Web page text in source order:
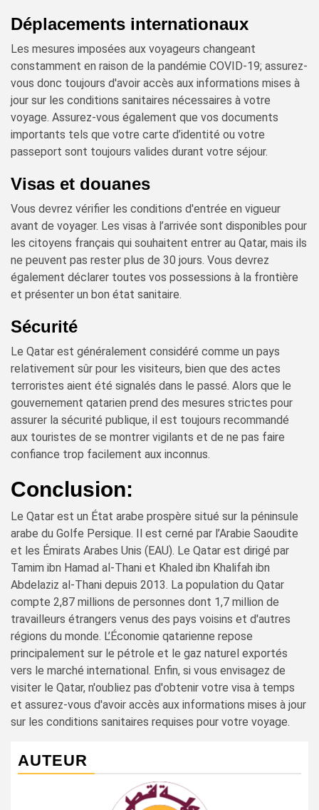
Déplacements internationaux
Les mesures imposées aux voyageurs changeant
constamment en raison de la pandémie COVID-19; assurez-
vous donc toujours d'avoir accès aux informations mises à
jour sur les conditions sanitaires nécessaires à votre
voyage. Assurez-vous également que vos documents
importants tels que votre carte d’identité ou votre
passeport sont toujours valides durant votre séjour.
Visas et douanes
Vous devrez vérifier les conditions d'entrée en vigueur
avant de voyager. Les visas à l’arrivée sont disponibles pour
les citoyens français qui souhaitent entrer au Qatar, mais ils
ne peuvent pas rester plus de 30 jours. Vous devrez
également déclarer toutes vos possessions à la frontière
et présenter un bon état sanitaire.
Sécurité
Le Qatar est généralement considéré comme un pays
relativement sûr pour les visiteurs, bien que des actes
terroristes aient été signalés dans le passé. Alors que le
gouvernement qatarien prend des mesures strictes pour
assurer la sécurité publique, il est toujours recommandé
aux touristes de se montrer vigilants et de ne pas faire
confiance trop facilement aux inconnus.
Conclusion:
Le Qatar est un État arabe prospère situé sur la péninsule
arabe du Golfe Persique. Il est cerné par l’Arabie Saoudite
et les Émirats Arabes Unis (EAU). Le Qatar est dirigé par
Tamim ibn Hamad al-Thani et Khaled ibn Khalifah ibn
Abdelaziz al-Thani depuis 2013. La population du Qatar
compte 2,87 millions de personnes dont 1,7 million de
travailleurs étrangers venus des pays voisins et d'autres
régions du monde. L’Économie qatarienne repose
principalement sur le pétrole et le gaz naturel exportés
vers le marché international. Enfin, si vous envisagez de
visiter le Qatar, n'oubliez pas d'obtenir votre visa à temps
et assurez-vous d'avoir accès aux informations mises à jour
sur les conditions sanitaires requises pour votre voyage.
AUTEUR